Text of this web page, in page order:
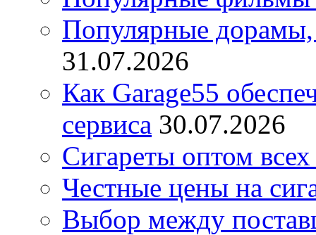
Популярные дорамы,
31.07.2026
Как Garage55
сервиса 30.07.2026
Сигареты оптом
Честные цены на
Выбор между